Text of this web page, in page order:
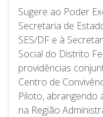
Sugere ao Poder
Secretaria de
SES/DF e à
Social do Distrito
providências
Centro de
Piloto, abrangendo
na Região